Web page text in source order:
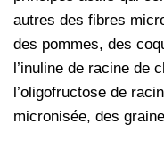
autres des fibres
des pommes, des
l’inuline de racine de
l’oligofructose de
micronisée, des